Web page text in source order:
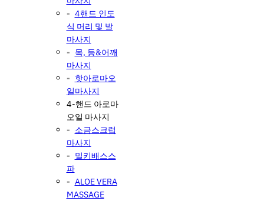
4핸드 인도
식 머리 및 발
마사지
목, 등&어깨
마사지
핫아로마오
일마사지
4-핸드 아로마
오일 마사지
소금스크럽
마사지
밀키배스스
파
ALOE VERA
MASSAGE